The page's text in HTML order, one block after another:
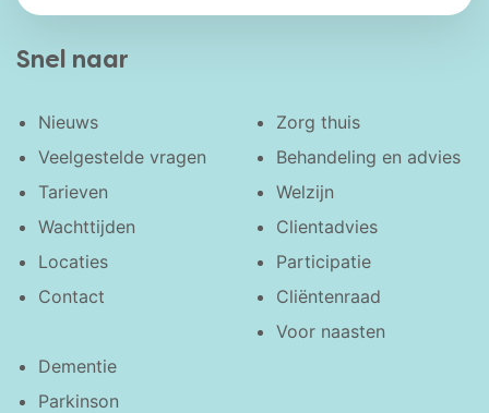
Snel naar
Nieuws
Veelgestelde vragen
Tarieven
Wachttijden
Locaties
Contact
Zorg thuis
Behandeling en advies
Welzijn
Clientadvies
Participatie
Cliëntenraad
Voor naasten
Dementie
Parkinson